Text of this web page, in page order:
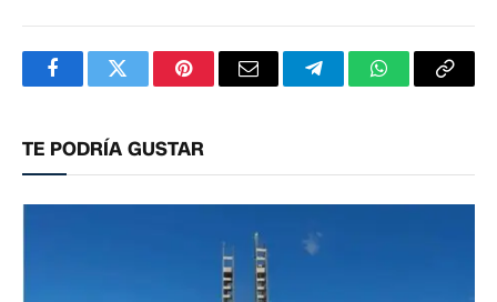
FacebookTwitterPinterestCorreoTelegramWhatsApp
TE PODRÍA GUSTAR